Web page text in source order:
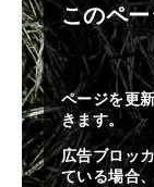
このペ
ページを更
きます。
広告ブロッ
ている場合